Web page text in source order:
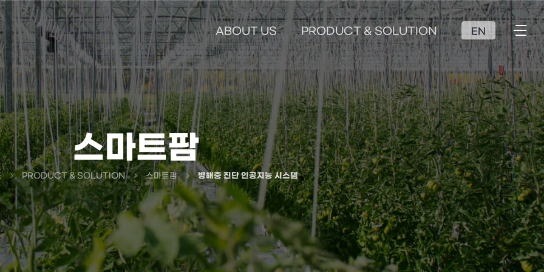
ABOUT US PRODUCT & SOLUTION EN
스마트팜
PRODUCT & SOLUTION 스마트팜 병해충 진단 인공지능 시스템